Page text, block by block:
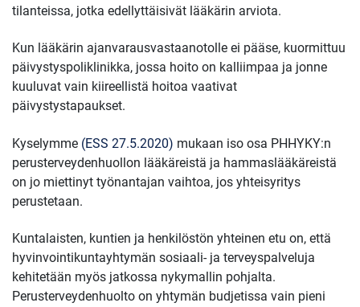
tilanteissa, jotka edellyttäisivät lääkärin arviota.
Kun lääkärin ajanvarausvastaanotolle ei pääse, kuormittuu
päivystyspoliklinikka, jossa hoito on kalliimpaa ja jonne
kuuluvat vain kiireellistä hoitoa vaativat
päivystystapaukset.
Kyselymme (ESS 27.5.2020) mukaan iso osa PHHYKY:n
perusterveydenhuollon lääkäreistä ja hammaslääkäreistä
on jo miettinyt työnantajan vaihtoa, jos yhteisyritys
perustetaan.
Kuntalaisten, kuntien ja henkilöstön yhteinen etu on, että
hyvinvointikuntayhtymän sosiaali- ja terveyspalveluja
kehitetään myös jatkossa nykymallin pohjalta.
Perusterveydenhuolto on yhtymän budjetissa vain pieni